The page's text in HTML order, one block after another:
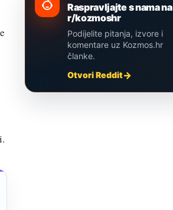
Raspravljajte s nama na
r/kozmoshr
Podijelite pitanja, izvore i
komentare uz Kozmos.hr
članke.
Otvori Reddit